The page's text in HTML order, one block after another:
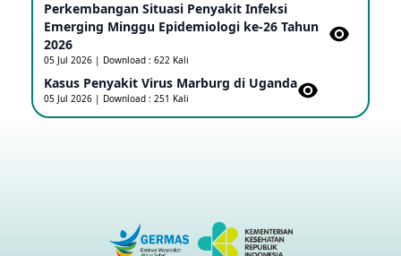
Update Penyakit Virus Hanta Tipe HPS di Kapal
04 May 2026
Perkembangan Situasi Penyakit Infeksi
Emerging Minggu Epidemiologi ke-26 Tahun
2026
05 Jul 2026 | Download : 622 Kali
Kasus Penyakit Virus Marburg di Uganda
05 Jul 2026 | Download : 251 Kali